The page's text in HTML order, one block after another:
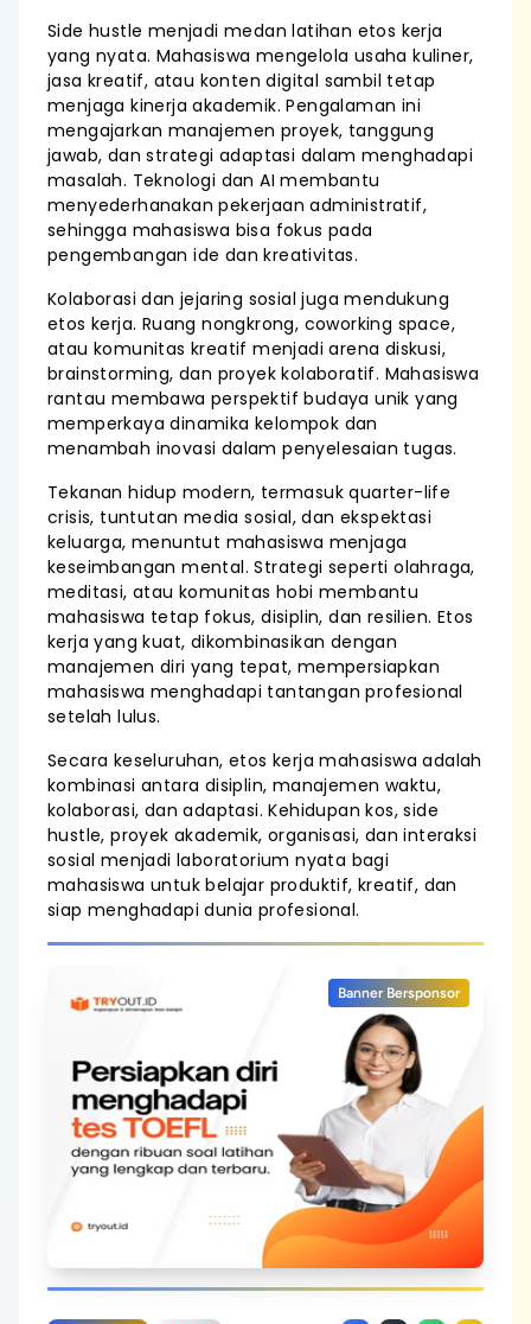
Side hustle menjadi medan latihan etos kerja
yang nyata. Mahasiswa mengelola usaha kuliner,
jasa kreatif, atau konten digital sambil tetap
menjaga kinerja akademik. Pengalaman ini
mengajarkan manajemen proyek, tanggung
jawab, dan strategi adaptasi dalam menghadapi
masalah. Teknologi dan AI membantu
menyederhanakan pekerjaan administratif,
sehingga mahasiswa bisa fokus pada
pengembangan ide dan kreativitas.
Kolaborasi dan jejaring sosial juga mendukung
etos kerja. Ruang nongkrong, coworking space,
atau komunitas kreatif menjadi arena diskusi,
brainstorming, dan proyek kolaboratif. Mahasiswa
rantau membawa perspektif budaya unik yang
memperkaya dinamika kelompok dan
menambah inovasi dalam penyelesaian tugas.
Tekanan hidup modern, termasuk quarter-life
crisis, tuntutan media sosial, dan ekspektasi
keluarga, menuntut mahasiswa menjaga
keseimbangan mental. Strategi seperti olahraga,
meditasi, atau komunitas hobi membantu
mahasiswa tetap fokus, disiplin, dan resilien. Etos
kerja yang kuat, dikombinasikan dengan
manajemen diri yang tepat, mempersiapkan
mahasiswa menghadapi tantangan profesional
setelah lulus.
Secara keseluruhan, etos kerja mahasiswa adalah
kombinasi antara disiplin, manajemen waktu,
kolaborasi, dan adaptasi. Kehidupan kos, side
hustle, proyek akademik, organisasi, dan interaksi
sosial menjadi laboratorium nyata bagi
mahasiswa untuk belajar produktif, kreatif, dan
siap menghadapi dunia profesional.
Banner Bersponsor